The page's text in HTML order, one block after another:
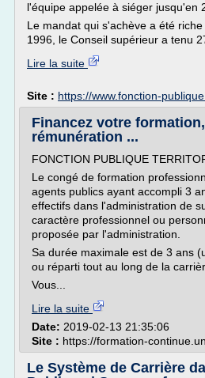
l'équipe appelée à siéger jusqu'en
Le mandat qui s'achève a été
1996, le Conseil supérieur a tenu
Lire la suite
Site : https://www.fonction-
Financez votre
rémunération ...
FONCTION PUBLIQUE
Le congé de formation
agents publics ayant accompli 3
effectifs dans l'administration de
caractère professionnel ou
proposée par l'administration.
Sa durée maximale est de 3 ans
ou réparti tout au long de la
Vous...
Lire la suite
Date: 2019-02-13 21:35:06
Site : https://formation-
Le Système de Carrière